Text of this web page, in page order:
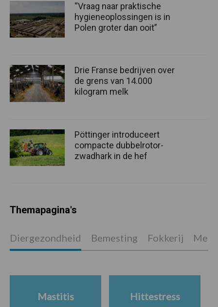
“Vraag naar praktische
hygieneoplossingen is in
Polen groter dan ooit”
Drie Franse bedrijven over
de grens van 14.000
kilogram melk
Pöttinger introduceert
compacte dubbelrotor-
zwadhark in de hef
Themapagina's
Diergezondheid Bemesting Fokkerij
Mastitis Hittestress